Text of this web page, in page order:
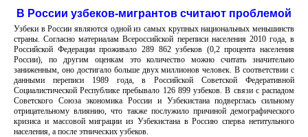
В России узбеков-мигрантов считают проблемой
Узбеки в России являются одной из самых крупных национальных меньшинств
страны. Согласно материалам Всероссийской переписи населения 2010 года, в
Российской Федерации проживало 289 862 узбеков (0,2 процента населения
России), по другим оценкам это количество можно считать значительно
заниженным, оно достигало больше двух миллионов человек. В соответствии с
данными переписи 1989 года, в Российской Советской Федеративной
Социалистической Республике пребывало 126 899 узбеков. В связи с распадом
Советского Союза экономика России и Узбекистана подверглась сильному
отрицательному влиянию, что также послужило причиной демографического
кризиса и массовой миграции из Узбекистана в Россию сперва нетитульного
населения, а после этнических узбеков.